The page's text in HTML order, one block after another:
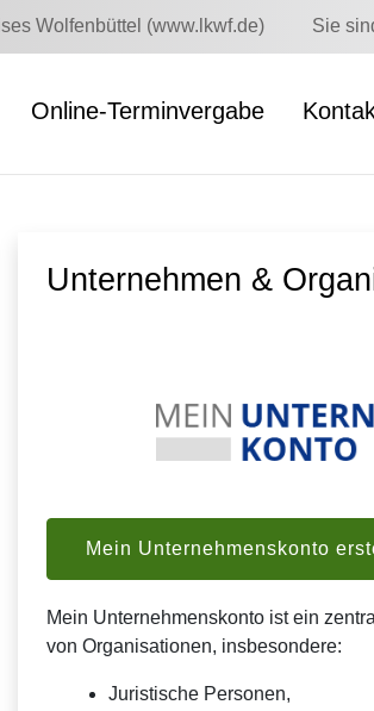
Wolfenbüttel (www.lkwf.de) Sie
Online-Terminvergabe
Unternehmen &
Mein Unternehmenskonto
Mein Unternehmenskonto ist ein
von Organisationen, insbesondere:
Juristische Personen,